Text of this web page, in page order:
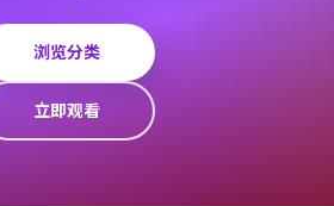
浏览分类
立即观看